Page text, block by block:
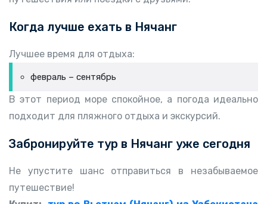
Когда лучше ехать в Нячанг
Лучшее время для отдыха:
февраль – сентябрь
В этот период море спокойное, а погода идеально
подходит для пляжного отдыха и экскурсий.
Забронируйте тур в Нячанг уже сегодня
Не упустите шанс отправиться в незабываемое
путешествие!